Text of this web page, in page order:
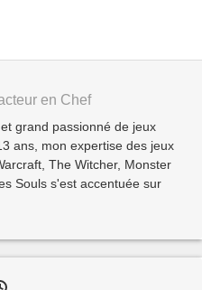
en Chef
grand passionné de jeux
ans, mon expertise des jeux
The Witcher, Monster
Souls s'est accentuée sur